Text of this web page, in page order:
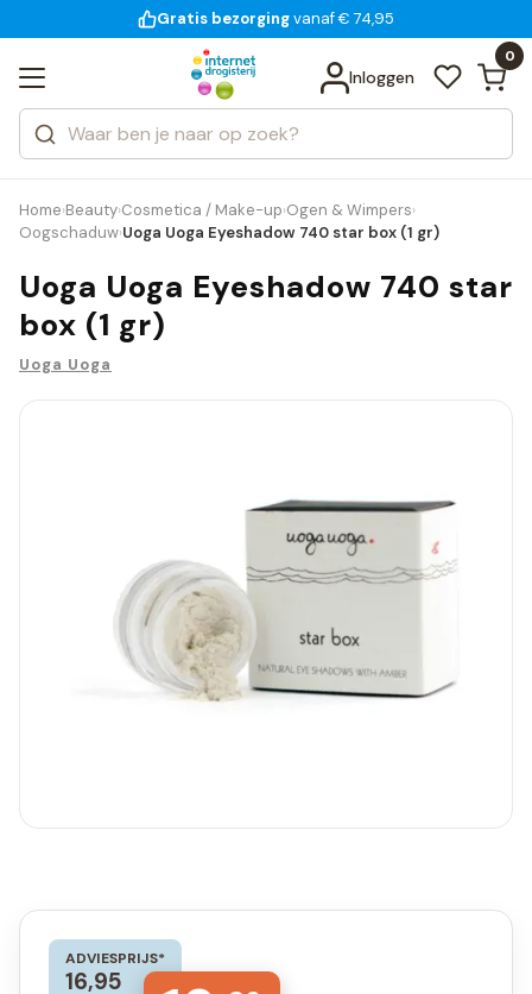
voor 18:00 uur besteld
Gratis bezorging
14 dagen bedenktijd
Inloggen
0
Zoeken
Categorieën
Merken
Bekijk alle resultaten
Home›Beauty›Cosmetica / Make-up›Ogen & Wimpers›
Oogschaduw›Uoga Uoga Eyeshadow 740 star box (1 gr)
Uoga Uoga Eyeshadow 740 star
box (1 gr)
Uoga Uoga
ADVIESPRIJS*
16,95